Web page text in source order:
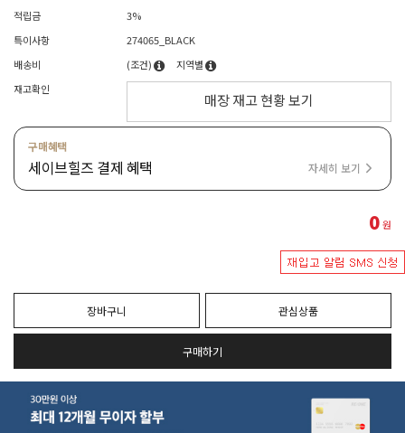
적립금
3%
특이사항
274065_BLACK
배송비
(조건)
지역별
재고확인
매장 재고 현황 보기
구매혜택
세이브힐즈 결제 혜택 자세히 보기
0원
장바구니 관심상품
구매하기